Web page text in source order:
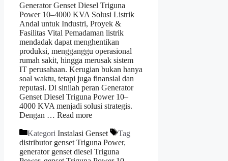
Generator Genset Diesel Triguna
Power 10–4000 KVA Solusi Listrik
Andal untuk Industri, Proyek &
Fasilitas Vital Pemadaman listrik
mendadak dapat menghentikan
produksi, mengganggu operasional
rumah sakit, hingga merusak sistem
IT perusahaan. Kerugian bukan hanya
soal waktu, tetapi juga finansial dan
reputasi. Di sinilah peran Generator
Genset Diesel Triguna Power 10–
4000 KVA menjadi solusi strategis.
Dengan … Read more
Kategori Instalasi Genset
Tag
distributor genset Triguna Power,
generator genset diesel Triguna